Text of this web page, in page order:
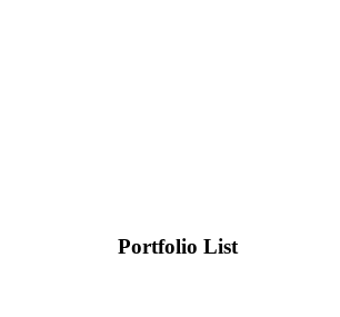
Portfolio List